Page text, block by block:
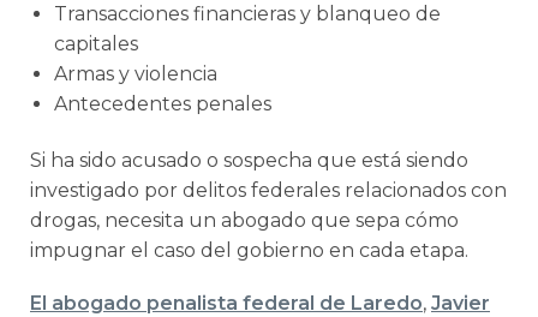
Transacciones financieras y blanqueo de
capitales
Armas y violencia
Antecedentes penales
Si ha sido acusado o sospecha que está siendo
investigado por delitos federales relacionados con
drogas, necesita un abogado que sepa cómo
impugnar el caso del gobierno en cada etapa.
El abogado penalista federal de Laredo, Javier